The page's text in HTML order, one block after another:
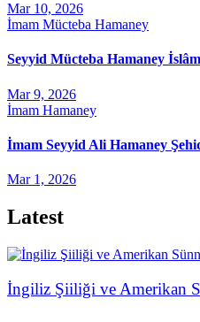
Mar 10, 2026
İmam Mücteba Hamaney
Seyyid Mücteba Hamaney
Mar 9, 2026
İmam Hamaney
İmam Seyyid Ali Hamaney
Mar 1, 2026
Latest
İngiliz Şiiliği ve Amerikan